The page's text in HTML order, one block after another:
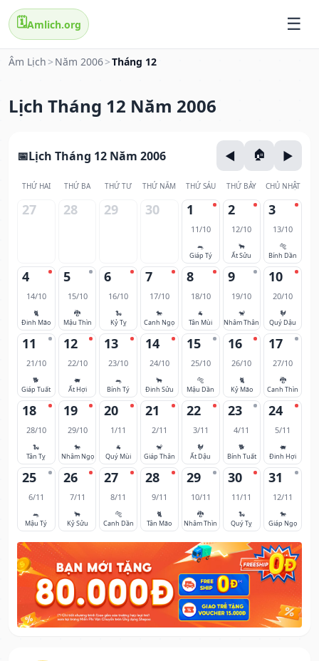
🗓️Amlich.org
Âm Lịch > Năm 2006>Tháng 12
Lịch Tháng 12 Năm 2006
Lịch Tháng 12 Năm 2006
THỨ HAI THỨ BA THỨ TƯ THỨ NĂM THỨ SÁU THỨ BẢY CHỦ NHẬT
27 28 29 30 1
11/10
🐀
Giáp Tý
2
12/10
🐂
Ất Sửu
3
13/10
🐅
Bính Dần
4
14/10
🐈
Đinh Mão
5
15/10
🐉
Mậu Thìn
6
16/10
🐍
Kỷ Tỵ
7
17/10
🐎
Canh Ngọ
8
18/10
🐐
Tân Mùi
9
19/10
🐒
Nhâm Thân
10
20/10
🐓
Quý Dậu
11
21/10
🐕
Giáp Tuất
12
22/10
🐖
Ất Hợi
13
23/10
🐀
Bính Tý
14
24/10
🐂
Đinh Sửu
15
25/10
🐅
Mậu Dần
16
26/10
🐈
Kỷ Mão
17
27/10
🐉
Canh Thìn
18
28/10
🐍
Tân Tỵ
19
29/10
🐎
Nhâm Ngọ
20
1/11
🐐
Quý Mùi
21
2/11
🐒
Giáp Thân
22
3/11
🐓
Ất Dậu
23
4/11
🐕
Bính Tuất
24
5/11
🐖
Đinh Hợi
25
6/11
🐀
Mậu Tý
26
7/11
🐂
Kỷ Sửu
27
8/11
🐅
Canh Dần
28
9/11
🐈
Tân Mão
29
10/11
🐉
Nhâm Thìn
30
11/11
🐍
Quý Tỵ
31
12/11
🐎
Giáp Ngọ